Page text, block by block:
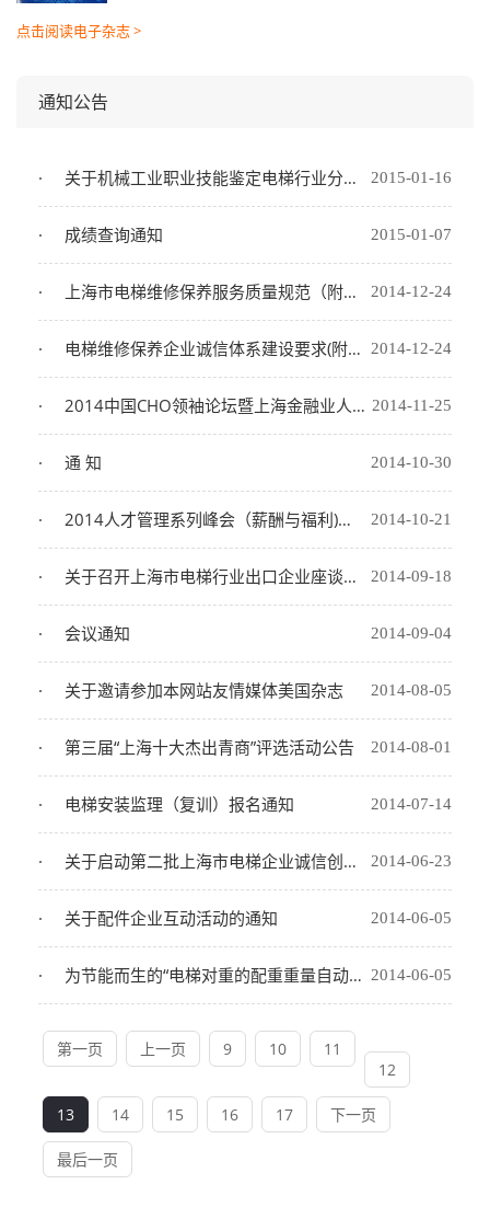
点击阅读电子杂志 >
通知公告
关于机械工业职业技能鉴定电梯行业分中心 举办全国首届电梯安装工职业技能竞赛的通知 2015-01-16
成绩查询通知 2015-01-07
上海市电梯维修保养服务质量规范（附件二） 2014-12-24
电梯维修保养企业诚信体系建设要求(附件一） 2014-12-24
2014中国CHO领袖论坛暨上海金融业人力资源管理峰会 2014-11-25
通 知 2014-10-30
2014人才管理系列峰会（薪酬与福利)的论坛通知 2014-10-21
关于召开上海市电梯行业出口企业座谈会的通知 2014-09-18
会议通知 2014-09-04
关于邀请参加本网站友情媒体美国杂志 2014-08-05
第三届“上海十大杰出青商”评选活动公告 2014-08-01
电梯安装监理（复训）报名通知 2014-07-14
关于启动第二批上海市电梯企业诚信创建活动的通知 2014-06-23
关于配件企业互动活动的通知 2014-06-05
为节能而生的“电梯对重的配重重量自动调整装置”专利寻求合作伙伴 2014-06-05
第一页 上一页 9 10
11
12
13 14 15 16 17 下一页
最后一页